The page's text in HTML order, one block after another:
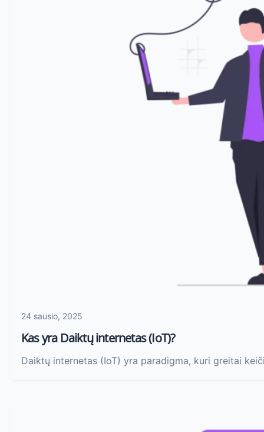
24 sausio, 2025
Kas yra Daiktų internetas (IoT)?
Daiktų internetas (IoT) yra paradigma, kuri greitai